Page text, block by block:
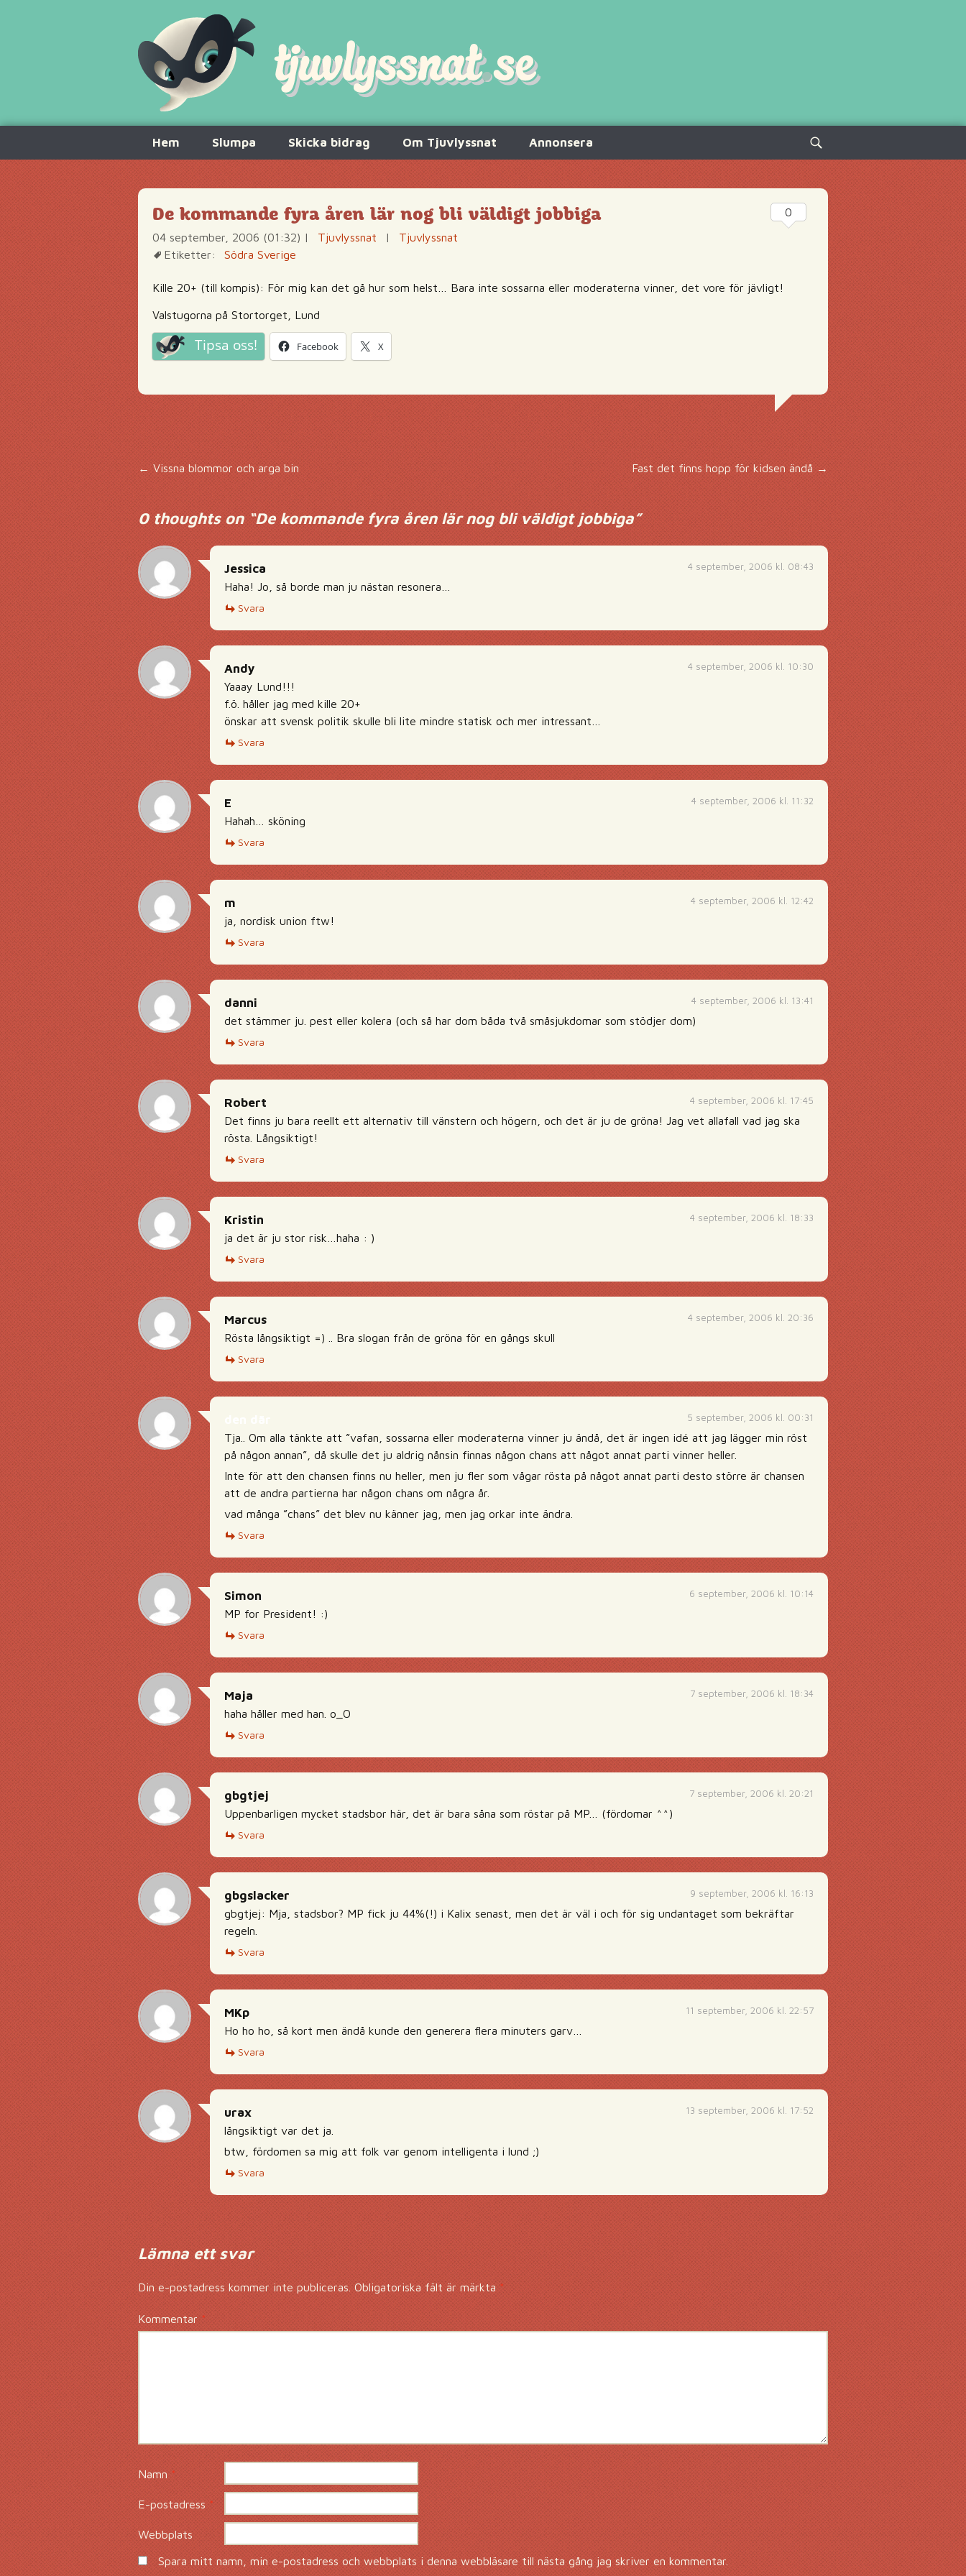
innehåll
Hem Slumpa Skicka bidrag Om Tjuvlyssnat Annonsera
Sök
efter:
De kommande fyra åren lär nog bli väldigt jobbiga
04 september, 2006 (01:32) | Tjuvlyssnat |
Tjuvlyssnat
Etiketter:
Södra Sverige
Kille 20+ (till kompis): För mig kan det gå hur som helst… Bara inte sossarna eller moderaterna vinner, det vore för jävligt!
Valstugorna på Stortorget, Lund
Tipsa oss! Facebook X
0
Inläggsnavigering
←Vissna blommor och arga bin Fast det finns hopp för kidsen ändå→
0 thoughts on “De kommande fyra åren lär nog bli väldigt jobbiga”
4 september, 2006 kl. 08:43
Jessica
Haha! Jo, så borde man ju nästan resonera…
Svara
4 september, 2006 kl. 10:30
Andy
Yaaay Lund!!!
f.ö. håller jag med kille 20+
önskar att svensk politik skulle bli lite mindre statisk och mer intressant…
Svara
4 september, 2006 kl. 11:32
E
Hahah… sköning
Svara
4 september, 2006 kl. 12:42
m
ja, nordisk union ftw!
Svara
4 september, 2006 kl. 13:41
danni
det stämmer ju. pest eller kolera (och så har dom båda två småsjukdomar som stödjer dom)
Svara
4 september, 2006 kl. 17:45
Robert
Det finns ju bara reellt ett alternativ till vänstern och högern, och det är ju de gröna! Jag vet allafall vad jag ska
rösta. Långsiktigt!
Svara
4 september, 2006 kl. 18:33
Kristin
ja det är ju stor risk…haha : )
Svara
4 september, 2006 kl. 20:36
Marcus
Rösta långsiktigt =) .. Bra slogan från de gröna för en gångs skull
Svara
5 september, 2006 kl. 00:31
Tja.. Om alla tänkte att ”vafan, sossarna eller moderaterna vinner ju ändå, det är ingen idé att jag lägger min röst
på någon annan”, då skulle det ju aldrig nånsin finnas någon chans att något annat parti vinner heller.
Inte för att den chansen finns nu heller, men ju fler som vågar rösta på något annat parti desto större är chansen
att de andra partierna har någon chans om några år.
vad många ”chans” det blev nu känner jag, men jag orkar inte ändra.
Svara
6 september, 2006 kl. 10:14
Simon
MP for President! :)
Svara
7 september, 2006 kl. 18:34
Maja
haha håller med han. o_O
Svara
7 september, 2006 kl. 20:21
gbgtjej
Uppenbarligen mycket stadsbor här, det är bara såna som röstar på MP… (fördomar ^^)
Svara
9 september, 2006 kl. 16:13
gbgslacker
gbgtjej: Mja, stadsbor? MP fick ju 44%(!) i Kalix senast, men det är väl i och för sig undantaget som bekräftar
regeln.
Svara
11 september, 2006 kl. 22:57
MKp
Ho ho ho, så kort men ändå kunde den generera flera minuters garv…
Svara
13 september, 2006 kl. 17:52
urax
långsiktigt var det ja.
btw, fördomen sa mig att folk var genom intelligenta i lund ;)
Svara
Lämna ett svar
Din e-postadress kommer inte publiceras. Obligatoriska fält är märkta*
Kommentar*
Namn*
E-postadress*
Webbplats
Spara mitt namn, min e-postadress och webbplats i denna webbläsare till nästa gång jag skriver en kommentar.